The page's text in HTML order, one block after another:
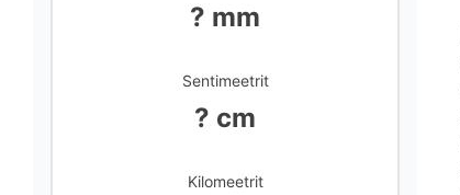
? mm
Sentimeetrit
? cm
Kilomeetrit